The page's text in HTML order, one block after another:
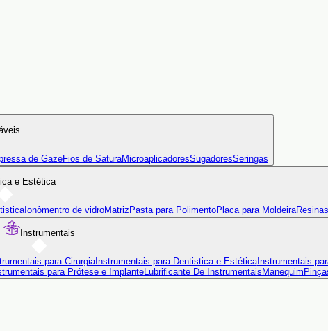
de GazeFios de SaturaMicroaplicadoresSugadoresSeringas
e Estética
Ionômentro de vidroMatriz Pasta para PolimentoPlaca para MoldeiraResinas
Instrumentais
para CirurgiaInstrumentais para Dentistica e EstéticaInstrumentais
para Prótese e Implante Lubrificante De Instrumentais Manequim